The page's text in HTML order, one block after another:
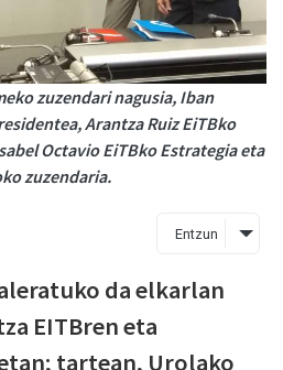
zuzendari nagusia, Iban
Arantza Ruiz EiTBko
Octavio EiTBko Estrategia eta
zuzendaria.
Entzun
da elkarlan
EITBren eta
tartean, Urolako